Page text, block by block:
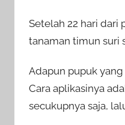
Setelah 22 hari dari
tanaman timun suri
Adapun pupuk
Cara aplikasinya
secukupnya saja,